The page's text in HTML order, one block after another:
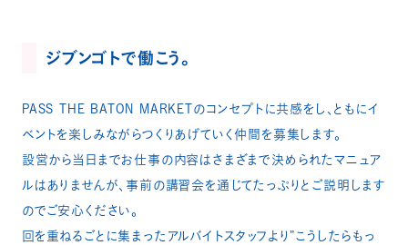
ジブンゴトで働こう。
PASS THE BATON MARKETのコンセプトに共感をし、ともにイ
ベントを楽しみながらつくりあげていく仲間を募集します。
設営から当日までお仕事の内容はさまざまで決められたマニュア
ルはありませんが、事前の講習会を通じてたっぷりとご説明します
のでご安心ください。
回を重ねるごとに集まったアルバイトスタッフより”こうしたらもっ